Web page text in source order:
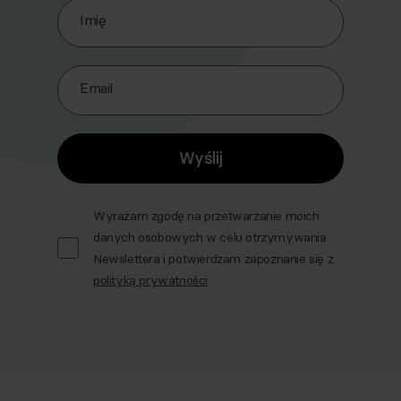
Imię
Email
Wyślij
Wyrażam zgodę na przetwarzanie moich
danych osobowych w celu otrzymywania
Newslettera i potwierdzam zapoznanie się z
polityką prywatności.